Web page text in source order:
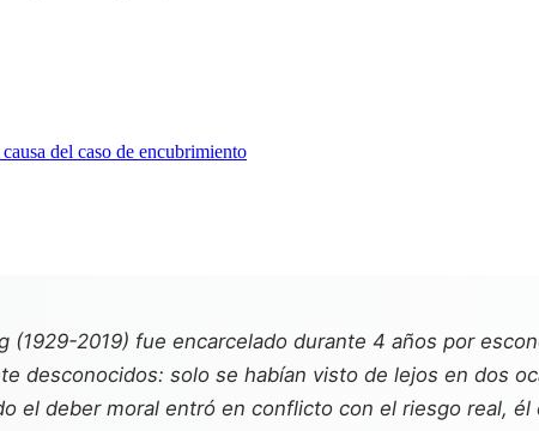
del caso de encubrimiento
(1929-2019) fue encarcelado durante 4 años por
desconocidos: solo se habían visto de lejos en dos
el deber moral entró en conflicto con el riesgo real, él